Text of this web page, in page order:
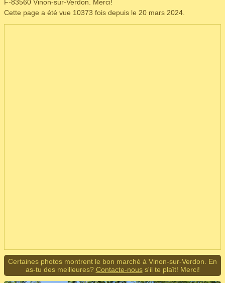
F‑83560 Vinon-sur-Verdon. Merci!
Cette page a été vue 10373 fois depuis le 20 mars 2024.
Certaines photos montrent le bon marché à Vinon-sur-Verdon. En
as-tu des meilleures? Contacte-nouss'il te plaît! Merci!